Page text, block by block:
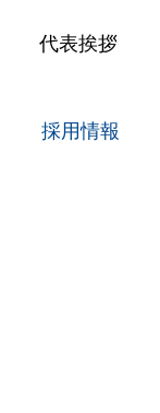
代表挨拶
採用情報